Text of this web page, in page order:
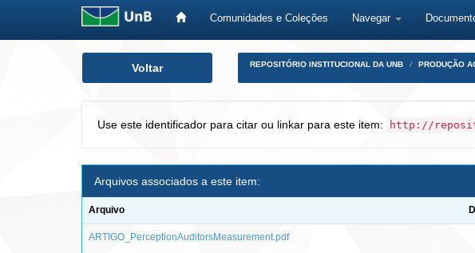
Comunidades e Coleções Navegar
Voltar REPOSITÓRIO INSTITUCIONAL DA UNB PRODUÇÃO
Use este identificador para citar ou linkar para este item: http://
Arquivos associados a este item:
Arquivo
ARTIGO_PerceptionAuditorsMeasurement.pdf